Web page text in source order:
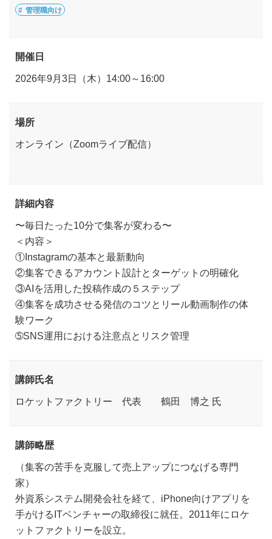
管理職向け
開催日
2026年9月3日（木）14:00～16:00
場所
オンライン（Zoomライブ配信）
詳細内容
〜毎日たった10分で集客が変わる〜
＜内容＞
①Instagramの基本と最新動向
②集客できるアカウント設計とターゲットの明確化
③AIを活用した投稿作成の５ステップ
④集客を成功させる発信のコツとリール動画制作の体
験ワーク
➄SNS運用における注意点とリスク管理
講師氏名
ロケットファクトリー 代表 鶴田 博之 氏
講師略歴
（集客の苦手を克服して売上アップにつなげる専門
家）
外資系システム開発会社を経て、iPhone向けアプリを
手がけるITベンチャーの取締役に就任。2011年にロケ
ットファクトリーを設立。